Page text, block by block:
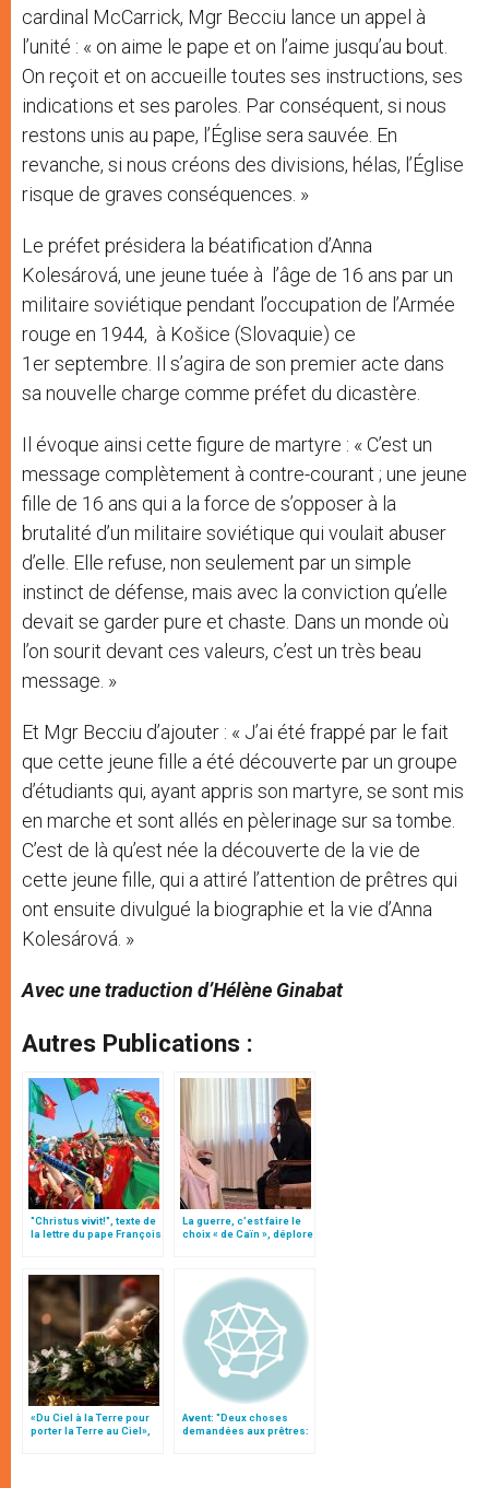
cardinal McCarrick, Mgr Becciu lance un appel à
l’unité : « on aime le pape et on l’aime jusqu’au bout.
On reçoit et on accueille toutes ses instructions, ses
indications et ses paroles. Par conséquent, si nous
restons unis au pape, l’Église sera sauvée. En
revanche, si nous créons des divisions, hélas, l’Église
risque de graves conséquences. »
Le préfet présidera la béatification d’Anna
Kolesárová, une jeune tuée à l’âge de 16 ans par un
militaire soviétique pendant l’occupation de l’Armée
rouge en 1944, à Košice (Slovaquie) ce
1er septembre. Il s’agira de son premier acte dans
sa nouvelle charge comme préfet du dicastère.
Il évoque ainsi cette figure de martyre : « C’est un
message complètement à contre-courant ; une jeune
fille de 16 ans qui a la force de s’opposer à la
brutalité d’un militaire soviétique qui voulait abuser
d’elle. Elle refuse, non seulement par un simple
instinct de défense, mais avec la conviction qu’elle
devait se garder pure et chaste. Dans un monde où
l’on sourit devant ces valeurs, c’est un très beau
message. »
Et Mgr Becciu d’ajouter : « J’ai été frappé par le fait
que cette jeune fille a été découverte par un groupe
d’étudiants qui, ayant appris son martyre, se sont mis
en marche et sont allés en pèlerinage sur sa tombe.
C’est de là qu’est née la découverte de la vie de
cette jeune fille, qui a attiré l’attention de prêtres qui
ont ensuite divulgué la biographie et la vie d’Anna
Kolesárová. »
Avec une traduction d’Hélène Ginabat
Autres Publications :
"Christus vivit!", texte de
la lettre du pape François
La guerre, c’est faire le
choix « de Caïn », déplore
«Du Ciel à la Terre pour
porter la Terre au Ciel»,
Avent: "Deux choses
demandées aux prêtres: